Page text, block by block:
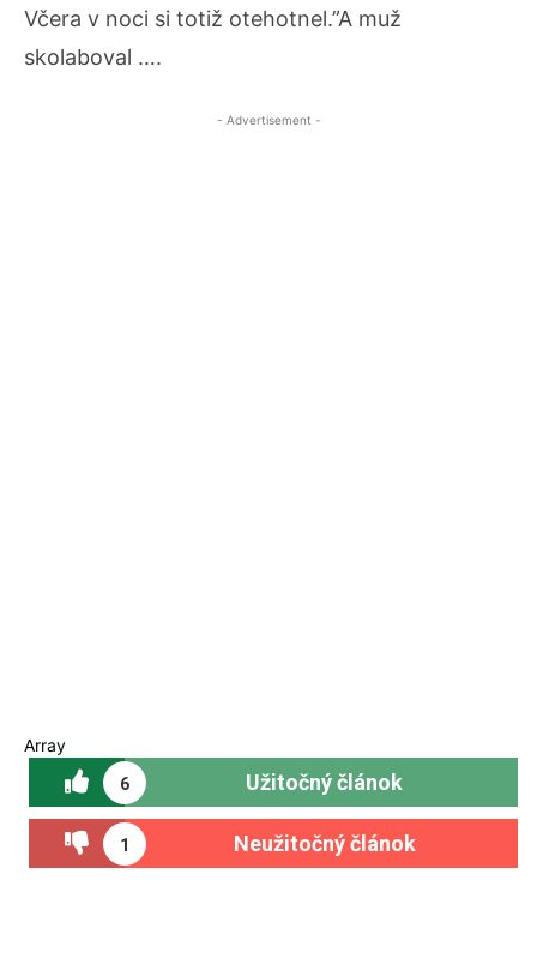
Včera v noci si totiž otehotnel.”A muž
skolaboval ….
- Advertisement -
Array
6 Užitočný článok
1 Neužitočný článok